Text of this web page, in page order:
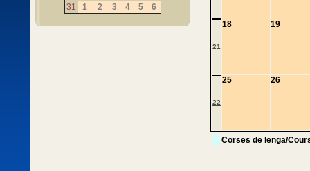
31
1 2 3 4 5 6
21
18 19
22
25 26
Corses de lenga/